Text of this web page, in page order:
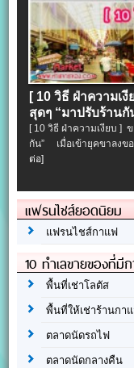
[ 10 วิธี ฝ่าความเ
สุดๆ “มาปรับร้านกั
[ 10 วิธี ฝ่าความเงียบ ]
กัน” เมื่อเข้ายุคขาลงข
ต่อ]
แฟรนไชส์ยอดนิยม
แฟรนไชส์กาแฟ
10 ทำเลขายของที่
พื้นที่เช่าโลตัส
พื้นที่ให้เช่าร้านกา
ตลาดนัดรถไฟ
ตลาดนัดกลางคืน